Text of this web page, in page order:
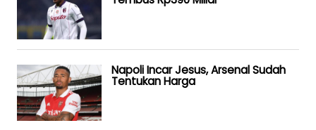
Napoli Incar Jesus, Arsenal Sudah
Tentukan Harga